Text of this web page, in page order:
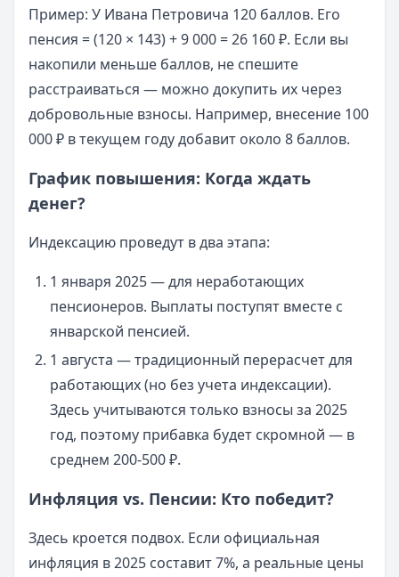
Пример: У Ивана Петровича 120 баллов. Его
пенсия = (120 × 143) + 9 000 = 26 160 ₽. Если вы
накопили меньше баллов, не спешите
расстраиваться — можно докупить их через
добровольные взносы. Например, внесение 100
000 ₽ в текущем году добавит около 8 баллов.
График повышения: Когда ждать
денег?
Индексацию проведут в два этапа:
1 января 2025 — для неработающих
пенсионеров. Выплаты поступят вместе с
январской пенсией.
1 августа — традиционный перерасчет для
работающих (но без учета индексации).
Здесь учитываются только взносы за 2025
год, поэтому прибавка будет скромной — в
среднем 200-500 ₽.
Инфляция vs. Пенсии: Кто победит?
Здесь кроется подвох. Если официальная
инфляция в 2025 составит 7%, а реальные цены